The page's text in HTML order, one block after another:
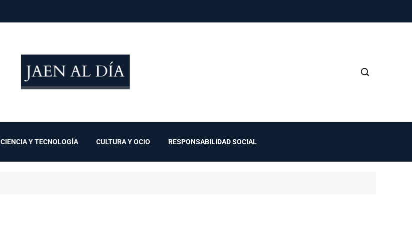
CIENCIA Y TECNOLOGÍA CULTURA Y OCIO RESPONSABILIDAD SOCIAL